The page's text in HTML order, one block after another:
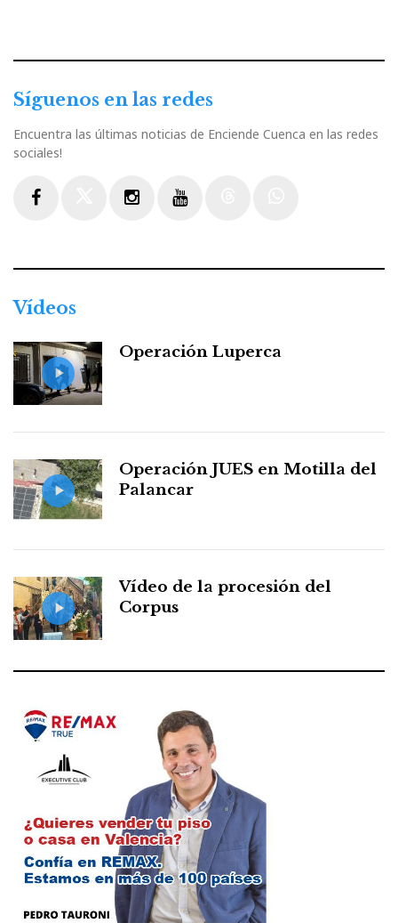
Síguenos en las redes
Encuentra las últimas noticias de Enciende Cuenca en las redes
sociales!
Vídeos
Operación Luperca
Operación JUES en Motilla del
Palancar
Vídeo de la procesión del
Corpus